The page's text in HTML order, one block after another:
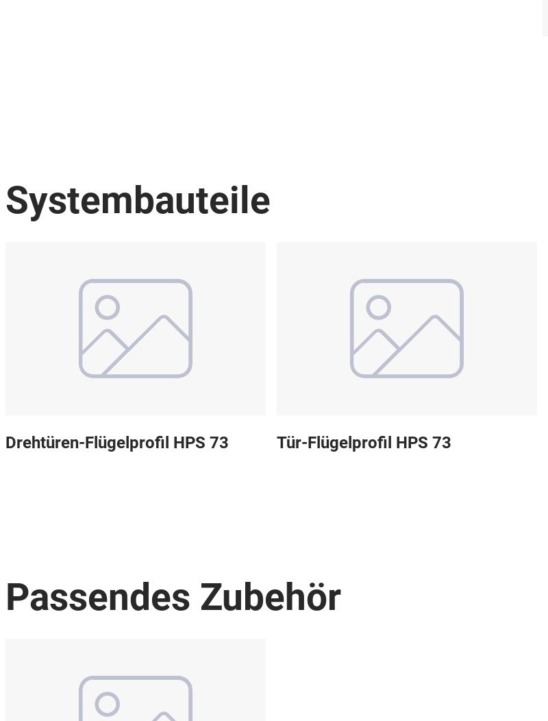
Systembauteile
Drehtüren-Flügelprofil HPS 73 Tür-Flügelprofil HPS 73
Passendes Zubehör